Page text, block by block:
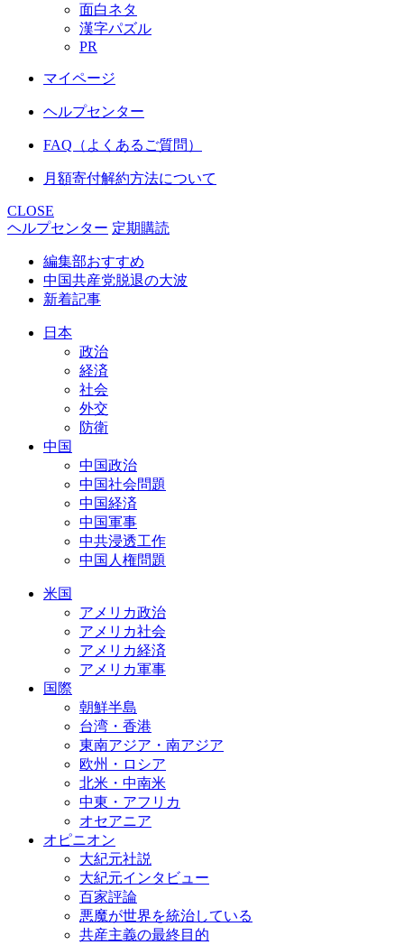
面白ネタ
漢字パズル
PR
マイページ
ヘルプセンター
FAQ（よくあるご質問）
月額寄付解約方法について
CLOSE
ヘルプセンター 定期購読
編集部おすすめ
中国共産党脱退の大波
新着記事
日本
政治
経済
社会
外交
防衛
中国
中国政治
中国社会問題
中国経済
中国軍事
中共浸透工作
中国人権問題
米国
アメリカ政治
アメリカ社会
アメリカ経済
アメリカ軍事
国際
朝鮮半島
台湾・香港
東南アジア・南アジア
欧州・ロシア
北米・中南米
中東・アフリカ
オセアニア
オピニオン
大紀元社説
大紀元インタビュー
百家評論
悪魔が世界を統治している
共産主義の最終目的